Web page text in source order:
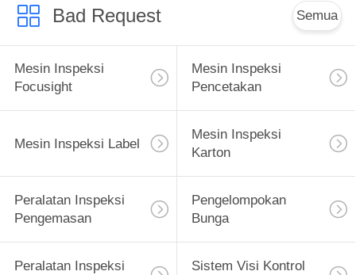
Bad Request Semua
Mesin Inspeksi
Focusight
Mesin Inspeksi
Pencetakan
Mesin Inspeksi Label
Mesin Inspeksi
Karton
Peralatan Inspeksi
Pengemasan
Pengelompokan
Bunga
Peralatan Inspeksi Sistem Visi Kontrol